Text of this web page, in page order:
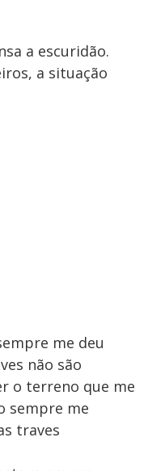
a escuridão.
a situação
me deu
não são
o terreno que me
sempre me
traves